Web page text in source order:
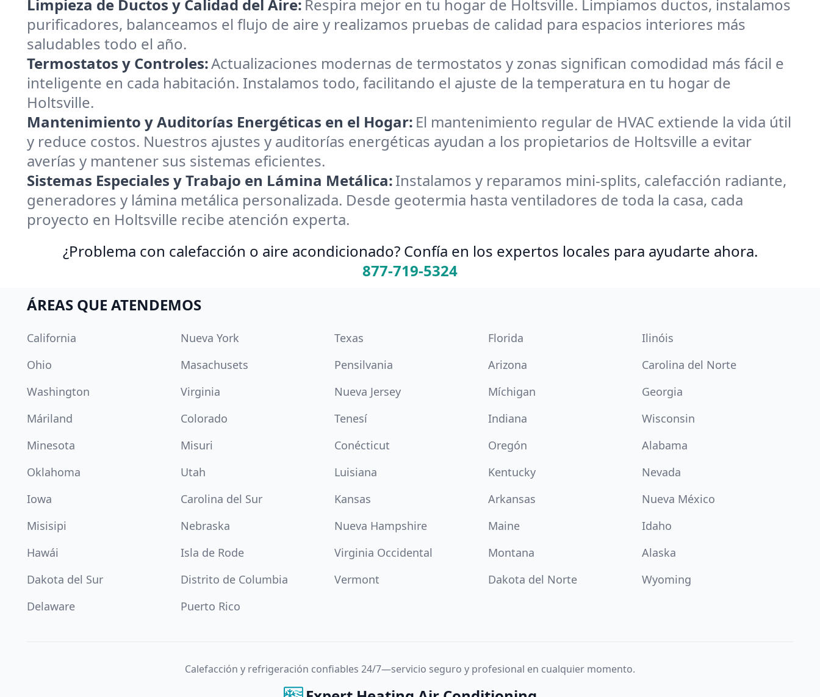
Limpieza de Ductos y Calidad del Aire: Respira mejor en tu hogar de Holtsville. Limpiamos ductos, instalamos
purificadores, balanceamos el flujo de aire y realizamos pruebas de calidad para espacios interiores más
saludables todo el año.
Termostatos y Controles:Actualizaciones modernas de termostatos y zonas significan comodidad más fácil e
inteligente en cada habitación. Instalamos todo, facilitando el ajuste de la temperatura en tu hogar de
Holtsville.
Mantenimiento y Auditorías Energéticas en el Hogar: El mantenimiento regular de HVAC extiende la vida útil
y reduce costos. Nuestros ajustes y auditorías energéticas ayudan a los propietarios de Holtsville a evitar
averías y mantener sus sistemas eficientes.
Sistemas Especiales y Trabajo en Lámina Metálica:Instalamos y reparamos mini-splits, calefacción radiante,
generadores y lámina metálica personalizada. Desde geotermia hasta ventiladores de toda la casa, cada
proyecto en Holtsville recibe atención experta.
¿Problema con calefacción o aire acondicionado? Confía en los expertos locales para ayudarte ahora.
877-719-5324
ÁREAS QUE ATENDEMOS
California Nueva York Texas Florida
Ilinóis
Ohio
Masachusets Pensilvania Arizona
Carolina del Norte
Washington
Virginia Nueva Jersey Míchigan
Georgia
Máriland
Colorado Tenesí Indiana
Wisconsin
Minesota
Misuri Conécticut Oregón
Alabama
Oklahoma
Utah Luisiana Kentucky
Nevada
Iowa
Carolina del Sur Kansas Arkansas
Nueva México
Misisipi
Nebraska Nueva Hampshire Maine
Idaho
Hawái
Isla de Rode Virginia Occidental Montana
Alaska
Dakota del Sur
Distrito de Columbia Vermont Dakota del Norte
Wyoming
Delaware
Puerto Rico
Calefacción y refrigeración confiables 24/7—servicio seguro y profesional en cualquier momento.